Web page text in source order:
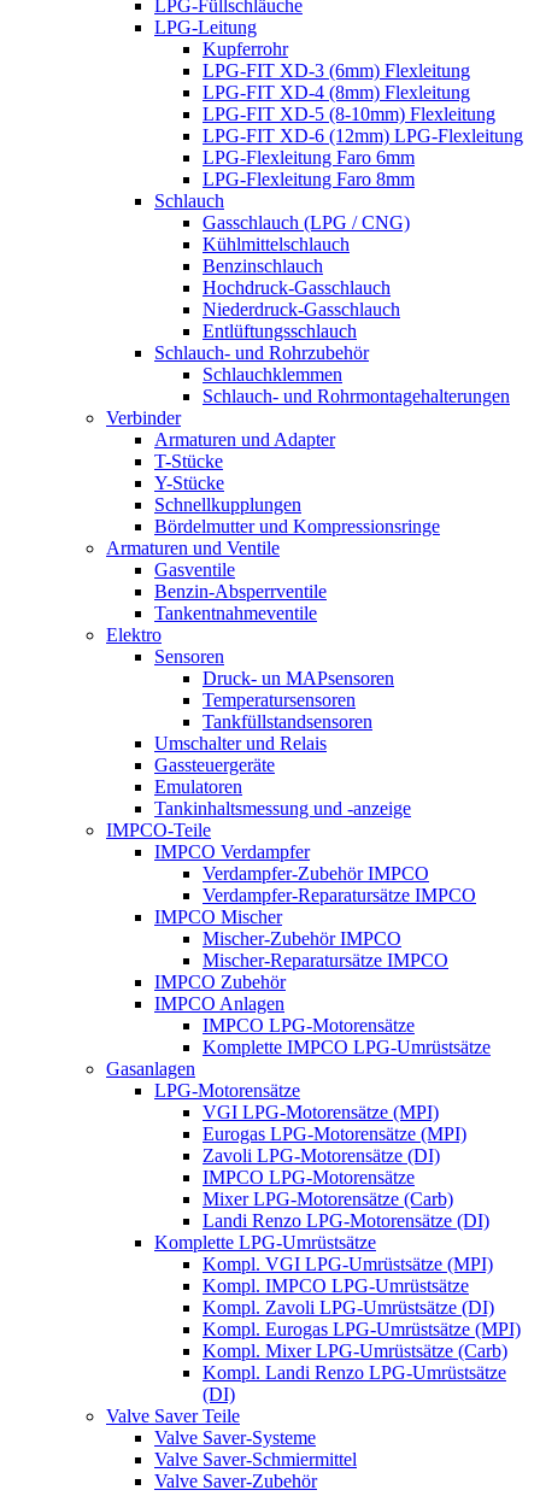
LPG-Füllschläuche
LPG-Leitung
Kupferrohr
LPG-FIT XD-3 (6mm) Flexleitung
LPG-FIT XD-4 (8mm) Flexleitung
LPG-FIT XD-5 (8-10mm) Flexleitung
LPG-FIT XD-6 (12mm) LPG-Flexleitung
LPG-Flexleitung Faro 6mm
LPG-Flexleitung Faro 8mm
Schlauch
Gasschlauch (LPG / CNG)
Kühlmittelschlauch
Benzinschlauch
Hochdruck-Gasschlauch
Niederdruck-Gasschlauch
Entlüftungsschlauch
Schlauch- und Rohrzubehör
Schlauchklemmen
Schlauch- und Rohrmontagehalterungen
Verbinder
Armaturen und Adapter
T-Stücke
Y-Stücke
Schnellkupplungen
Bördelmutter und Kompressionsringe
Armaturen und Ventile
Gasventile
Benzin-Absperrventile
Tankentnahmeventile
Elektro
Sensoren
Druck- un MAPsensoren
Temperatursensoren
Tankfüllstandsensoren
Umschalter und Relais
Gassteuergeräte
Emulatoren
Tankinhaltsmessung und -anzeige
IMPCO-Teile
IMPCO Verdampfer
Verdampfer-Zubehör IMPCO
Verdampfer-Reparatursätze IMPCO
IMPCO Mischer
Mischer-Zubehör IMPCO
Mischer-Reparatursätze IMPCO
IMPCO Zubehör
IMPCO Anlagen
IMPCO LPG-Motorensätze
Komplette IMPCO LPG-Umrüstsätze
Gasanlagen
LPG-Motorensätze
VGI LPG-Motorensätze (MPI)
Eurogas LPG-Motorensätze (MPI)
Zavoli LPG-Motorensätze (DI)
IMPCO LPG-Motorensätze
Mixer LPG-Motorensätze (Carb)
Landi Renzo LPG-Motorensätze (DI)
Komplette LPG-Umrüstsätze
Kompl. VGI LPG-Umrüstsätze (MPI)
Kompl. IMPCO LPG-Umrüstsätze
Kompl. Zavoli LPG-Umrüstsätze (DI)
Kompl. Eurogas LPG-Umrüstsätze (MPI)
Kompl. Mixer LPG-Umrüstsätze (Carb)
Kompl. Landi Renzo LPG-Umrüstsätze
(DI)
Valve Saver Teile
Valve Saver-Systeme
Valve Saver-Schmiermittel
Valve Saver-Zubehör